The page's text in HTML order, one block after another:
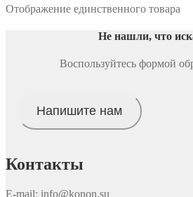
на
Отображение единственного товара
Не нашли, что
Воспользуйтесь формой
Напишите нам
Контакты
E-mail: info@konon.su